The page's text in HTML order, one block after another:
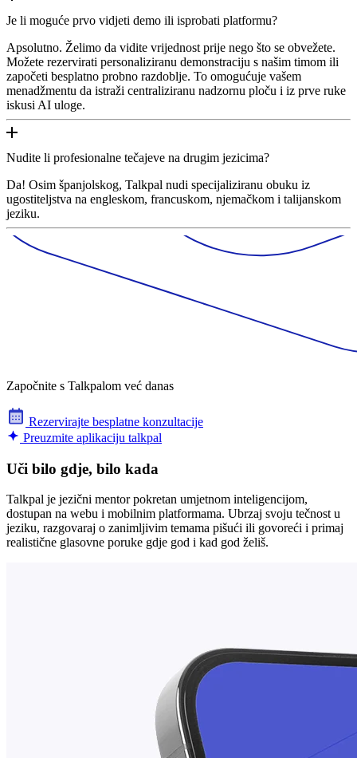
Je li moguće prvo vidjeti demo ili isprobati platformu?
Apsolutno. Želimo da vidite vrijednost prije nego što se obvežete.
Možete rezervirati personaliziranu demonstraciju s našim timom ili
započeti besplatno probno razdoblje. To omogućuje vašem
menadžmentu da istraži centraliziranu nadzornu ploču i iz prve ruke
iskusi AI uloge.
Nudite li profesionalne tečajeve na drugim jezicima?
Da! Osim španjolskog, Talkpal nudi specijaliziranu obuku iz
ugostiteljstva na engleskom, francuskom, njemačkom i talijanskom
jeziku.
Započnite s Talkpalom već danas
Rezervirajte besplatne konzultacije
Preuzmite aplikaciju talkpal
Uči bilo gdje, bilo kada
Talkpal je jezični mentor pokretan umjetnom inteligencijom,
dostupan na webu i mobilnim platformama. Ubrzaj svoju tečnost u
jeziku, razgovaraj o zanimljivim temama pišući ili govoreći i primaj
realistične glasovne poruke gdje god i kad god želiš.